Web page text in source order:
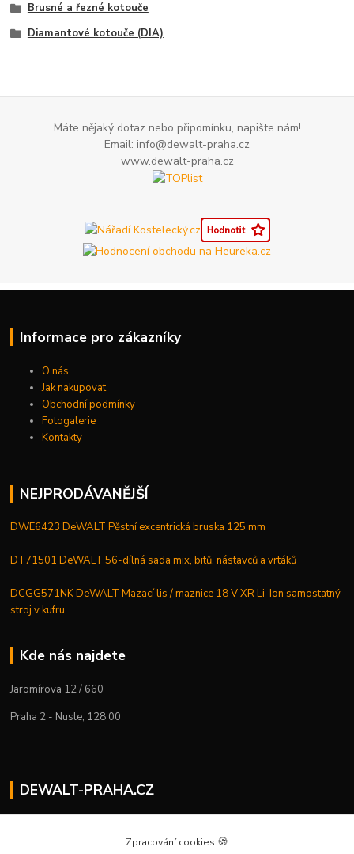
Brusné a řezné kotouče
Diamantové kotouče (DIA)
Máte nějaký dotaz nebo připomínku, napište nám!
Email: info@dewalt-praha.cz
www.dewalt-praha.cz
Informace pro zákazníky
O nás
Jak nakupovat
Obchodní podmínky
Fotogalerie
Kontakty
NEJPRODÁVANĚJŠÍ
DWE6423 DeWALT Pěstní excentrická bruska 125 mm
DT71501 DeWALT 56-dílná sada mix, bitů, nástavců a vrtáků
DCGG571NK DeWALT Mazací lis / maznice 18 V XR Li-Ion samostatný
stroj v kufru
Kde nás najdete
Jaromírova 12 / 660
Praha 2 - Nusle, 128 00
DEWALT-PRAHA.CZ
+420 224 936 535
Zpracování cookies 🍪